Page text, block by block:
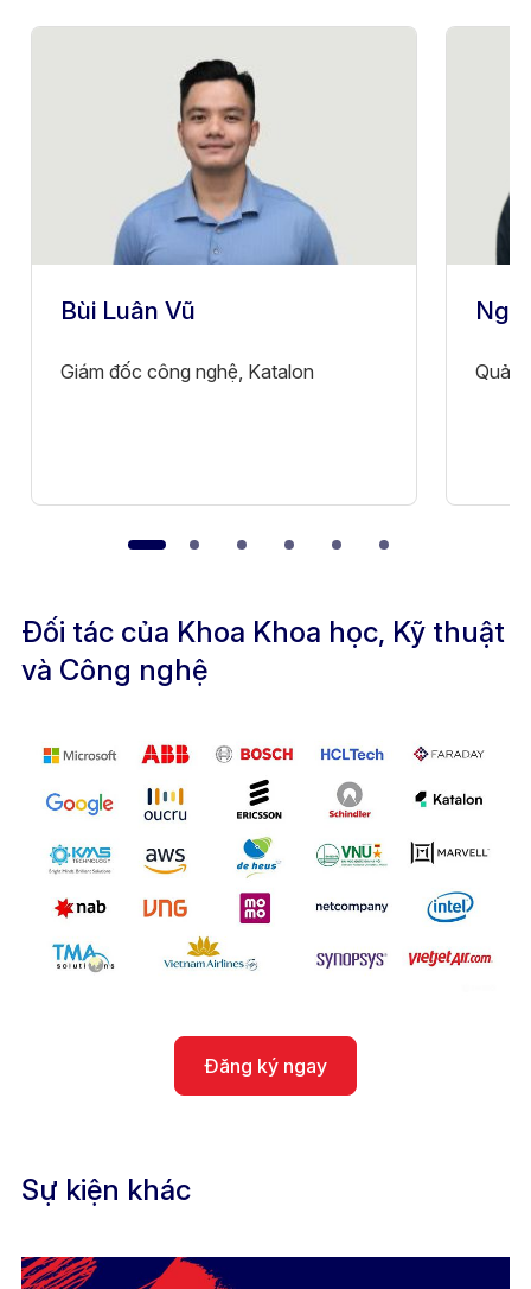
Bùi Luân Vũ
Giám đốc công nghệ, Katalon Quản
Đối tác của Khoa Khoa học, Kỹ thuật
và Công nghệ
Đăng ký ngay
Sự kiện khác